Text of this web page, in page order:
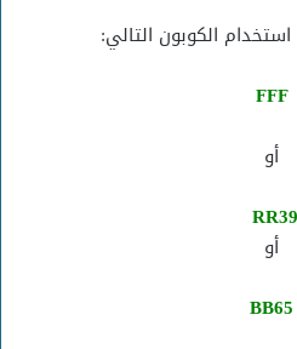
الكوبون التالي:
FFF
أو
RR39
أو
BB65